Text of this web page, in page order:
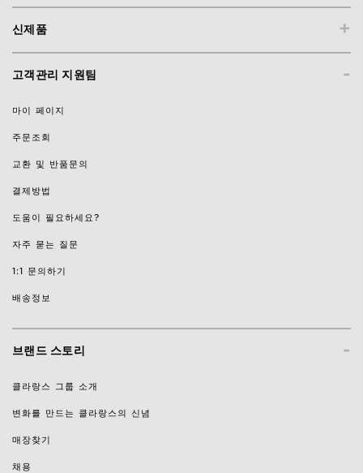
+
신제품
-
고객관리 지원팀
마이 페이지
주문조회
교환 및 반품문의
결제방법
도움이 필요하세요?
자주 묻는 질문
1:1 문의하기
배송정보
-
브랜드 스토리
클라랑스 그룹 소개
변화를 만드는 클라랑스의 신념
매장찾기
채용